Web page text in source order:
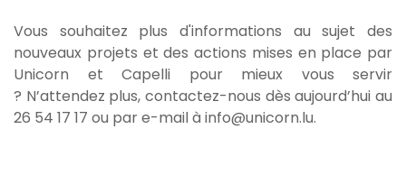
Vous souhaitez plus d'informations au sujet des
nouveaux projets et des actions mises en place par
Unicorn et Capelli pour mieux vous servir
? N’attendez plus, contactez-nous dès aujourd’hui au
26 54 17 17 ou par e-mail à info@unicorn.lu.